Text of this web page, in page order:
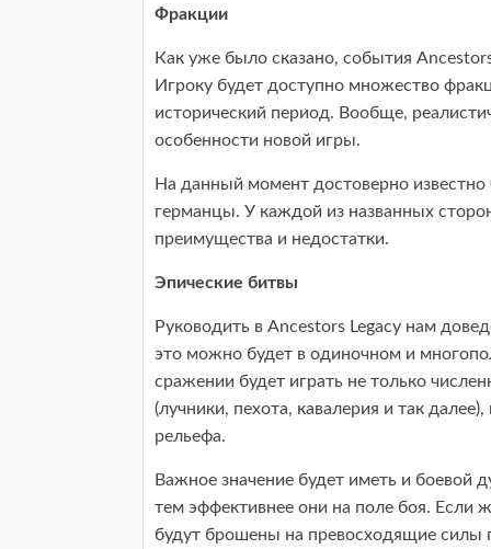
Фракции
Как уже было сказано, события
Игроку будет доступно множество
исторический период. Вообще,
особенности новой игры.
На данный момент достоверно
германцы. У каждой из названных
преимущества и недостатки.
Эпические битвы
Руководить в Ancestors Legacy нам
это можно будет в одиночном и
сражении будет играть не только
(лучники, пехота, кавалерия и так
рельефа.
Важное значение будет иметь и боевой
тем эффективнее они на поле боя. Если
будут брошены на превосходящие силы